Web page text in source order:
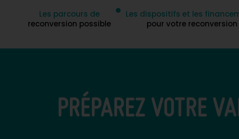
Les parcours de
reconversion possible
Les dispositifs et les
pour votre reconversion
PRÉPAREZ VOTRE